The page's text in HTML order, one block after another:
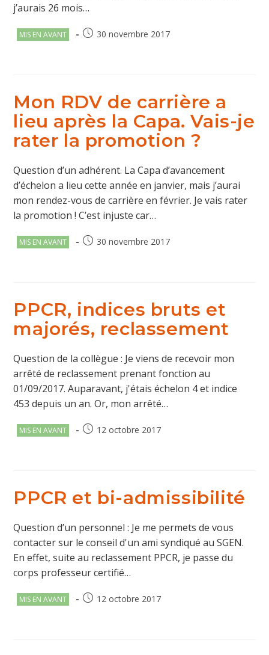
j’aurais 26 mois…
Post
MIS EN AVANT
Publication
30 novembre 2017
Mon RDV de carrière a
lieu après la Capa. Vais-je
rater la promotion ?
Question d’un adhérent. La Capa d’avancement
d’échelon a lieu cette année en janvier, mais j’aurai
mon rendez-vous de carrière en février. Je vais rater
la promotion ! C’est injuste car…
Post
MIS EN AVANT
Publication
30 novembre 2017
PPCR, indices bruts et
majorés, reclassement
Question de la collègue : Je viens de recevoir mon
arrêté de reclassement prenant fonction au
01/09/2017. Auparavant, j'étais échelon 4 et indice
453 depuis un an. Or, mon arrêté…
Post
MIS EN AVANT
Publication
12 octobre 2017
PPCR et bi-admissibilité
Question d’un personnel : Je me permets de vous
contacter sur le conseil d'un ami syndiqué au SGEN.
En effet, suite au reclassement PPCR, je passe du
corps professeur certifié…
Post
MIS EN AVANT
Publication
12 octobre 2017